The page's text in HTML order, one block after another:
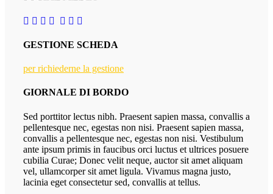
GESTIONE SCHEDA
per richiederne la gestione
GIORNALE DI BORDO
Sed porttitor lectus nibh. Praesent sapien massa, convallis a
pellentesque nec, egestas non nisi. Praesent sapien massa,
convallis a pellentesque nec, egestas non nisi. Vestibulum
ante ipsum primis in faucibus orci luctus et ultrices posuere
cubilia Curae; Donec velit neque, auctor sit amet aliquam
vel, ullamcorper sit amet ligula. Vivamus magna justo,
lacinia eget consectetur sed, convallis at tellus.